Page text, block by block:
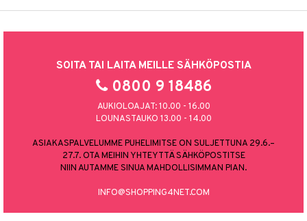
SOITA TAI LAITA MEILLE SÄHKÖPOSTIA
0800 9 18486
AUKIOLOAJAT: 10.00 - 16.00
LOUNASTAUKO 13.00 - 14.00
ASIAKASPALVELUMME PUHELIMITSE ON SULJETTUNA 29.6.–
27.7. OTA MEIHIN YHTEYTTÄ SÄHKÖPOSTITSE
NIIN AUTAMME SINUA MAHDOLLISIMMAN PIAN.
INFO@SHOPPING4NET.COM